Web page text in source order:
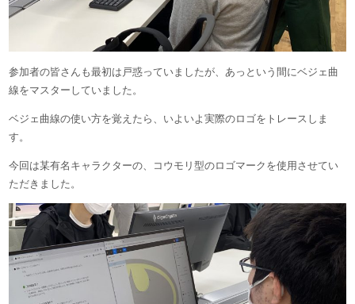
参加者の皆さんも最初は戸惑っていましたが、あっという間にベジェ曲
線をマスターしていました。
ベジェ曲線の使い方を覚えたら、いよいよ実際のロゴをトレースしま
す。
今回は某有名キャラクターの、コウモリ型のロゴマークを使用させてい
ただきました。